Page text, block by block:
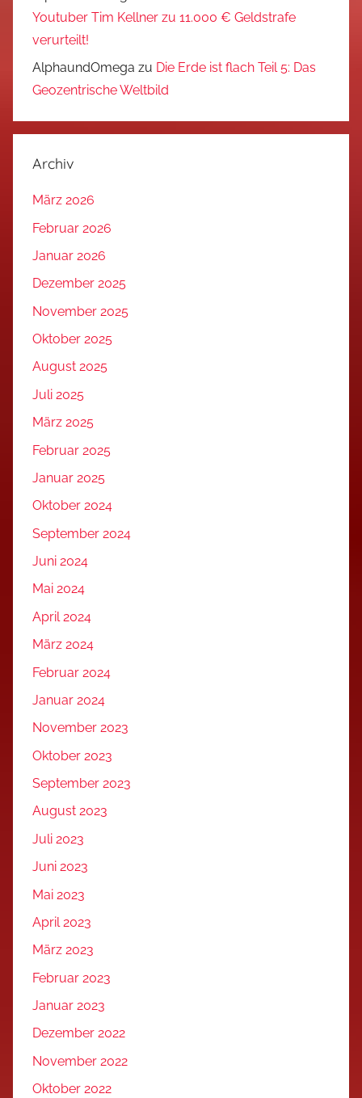
Youtuber Tim Kellner zu 11.000 € Geldstrafe
verurteilt!
AlphaundOmega zu Die Erde ist flach Teil 5: Das
Geozentrische Weltbild
Archiv
März 2026
Februar 2026
Januar 2026
Dezember 2025
November 2025
Oktober 2025
August 2025
Juli 2025
März 2025
Februar 2025
Januar 2025
Oktober 2024
September 2024
Juni 2024
Mai 2024
April 2024
März 2024
Februar 2024
Januar 2024
November 2023
Oktober 2023
September 2023
August 2023
Juli 2023
Juni 2023
Mai 2023
April 2023
März 2023
Februar 2023
Januar 2023
Dezember 2022
November 2022
Oktober 2022